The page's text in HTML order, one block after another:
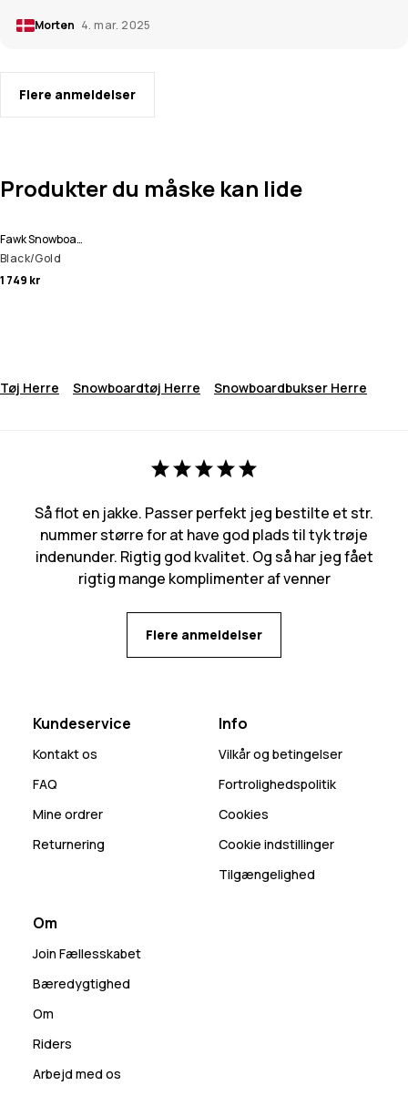
Morten 4. mar. 2025
Flere anmeldelser
Produkter du måske kan lide
Fawk Snowboard Bukser Herre
Black/Gold
1 749 kr
Tøj Herre Snowboardtøj Herre Snowboardbukser Herre
Så flot en jakke. Passer perfekt jeg bestilte et str.
nummer større for at have god plads til tyk trøje
indenunder. Rigtig god kvalitet. Og så har jeg fået
rigtig mange komplimenter af venner
Flere anmeldelser
Kundeservice
Kontakt os
FAQ
Mine ordrer
Returnering
Info
Vilkår og betingelser
Fortrolighedspolitik
Cookies
Cookie indstillinger
Tilgængelighed
Om
Join Fællesskabet
Bæredygtighed
Om
Riders
Arbejd med os